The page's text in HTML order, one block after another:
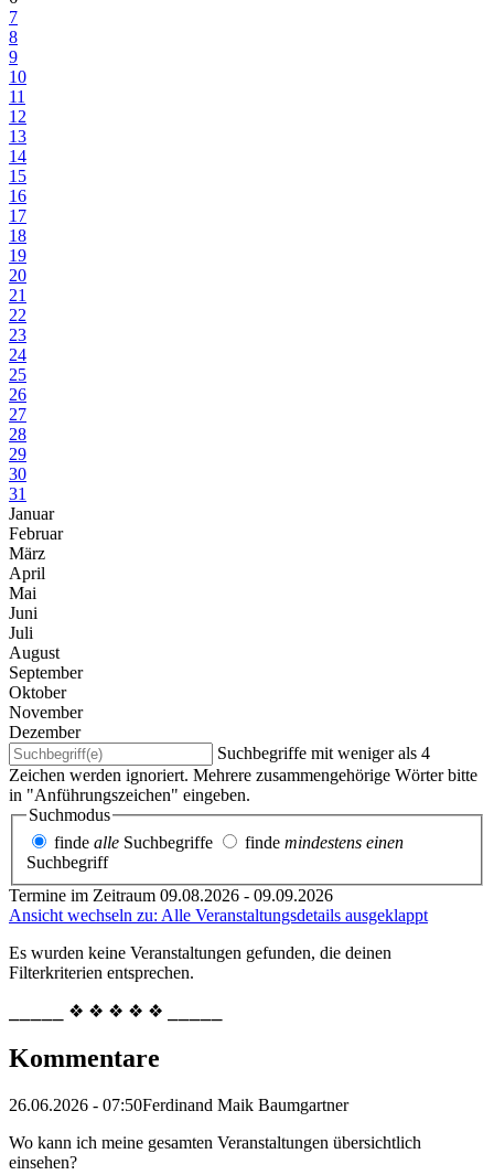
7
8
9
10
11
12
13
14
15
16
17
18
19
20
21
22
23
24
25
26
27
28
29
30
31
Januar
Februar
März
April
Mai
Juni
Juli
August
September
Oktober
November
Dezember
Suchbegriffe mit weniger als 4
Zeichen werden ignoriert. Mehrere zusammengehörige Wörter bitte
in "Anführungszeichen" eingeben.
Suchmodus
finde alle Suchbegriffe finde mindestens einen
Suchbegriff
Termine im Zeitraum 09.08.2026 - 09.09.2026
Ansicht wechseln zu: Alle Veranstaltungsdetails ausgeklappt
Es wurden keine Veranstaltungen gefunden, die deinen
Filterkriterien entsprechen.
⎯⎯⎯⎯⎯ ❖ ❖ ❖ ❖ ❖ ⎯⎯⎯⎯⎯
Kommentare
26.06.2026 - 07:50Ferdinand Maik Baumgartner
Wo kann ich meine gesamten Veranstaltungen übersichtlich
einsehen?